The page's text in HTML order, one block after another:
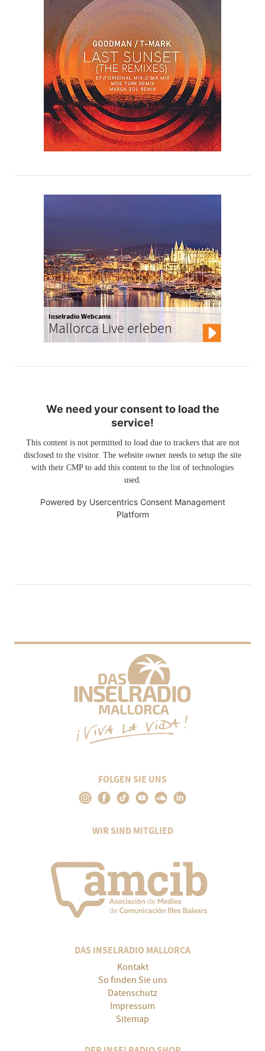
Inselradio Webcams
Mallorca Live erleben
We need your consent to load the
service!
This content is not permitted to load due to trackers that are not
disclosed to the visitor. The website owner needs to setup the site
with their CMP to add this content to the list of technologies
used.
Powered by Usercentrics Consent Management
Platform
FOLGEN SIE UNS
WIR SIND MITGLIED
DAS INSELRADIO MALLORCA
Kontakt
So finden Sie uns
Datenschutz
Impressum
Sitemap